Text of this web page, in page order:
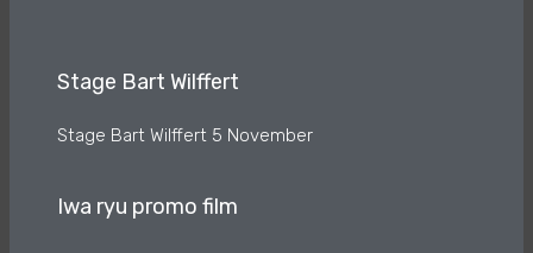
Stage Bart Wilffert
Stage Bart Wilffert 5 November
Iwa ryu promo film